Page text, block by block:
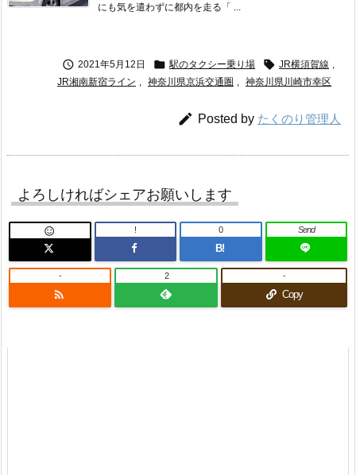
にも気を遣わずに都内を走る「 ...
 2021年5月12日  駅のタクシー乗り場  JR横須賀線 ,
JR湘南新宿ライン , 神奈川県京浜交通圏 , 神奈川県川崎市幸区
 Posted by たくのり管理人
よろしければシェアお願いします
 !
B!
0 Send

- 2
Copy
-